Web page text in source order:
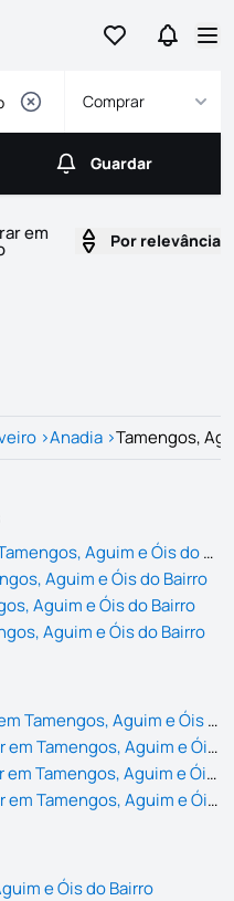
Ir para osIr para
Comprar
Guardar
Guardar
Por relevância
>Anadia >Tamengos,
Apartamentos para comprar em Tamengos, Aguim e Óis do Bairro
Aguim e Óis do Bairro
Aguim e Óis do Bairro
Aguim e Óis do Bairro
T1+ Quarto Quinta para comprar em Tamengos, Aguim e Óis do Bairro
T2+ Quartos Quinta para comprar em Tamengos, Aguim e Óis do Bairro
T3+ Quartos Quinta para comprar em Tamengos, Aguim e Óis do Bairro
T4+ Quartos Quinta para comprar em Tamengos, Aguim e Óis do Bairro
e Óis do Bairro